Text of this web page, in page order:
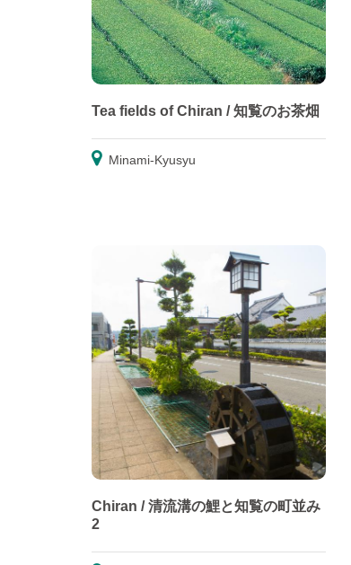
Tea fields of Chiran / 知覧のお茶畑
Minami-Kyusyu
Chiran / 清流溝の鯉と知覧の町並み
2